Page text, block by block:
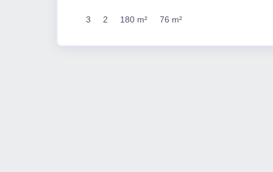
3 2 180 m² 76 m²